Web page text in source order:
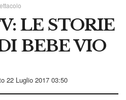
LE STORIE
BEBE VIO
22 Luglio 2017 03:50